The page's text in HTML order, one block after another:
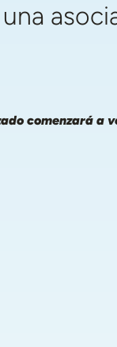
comenzará a